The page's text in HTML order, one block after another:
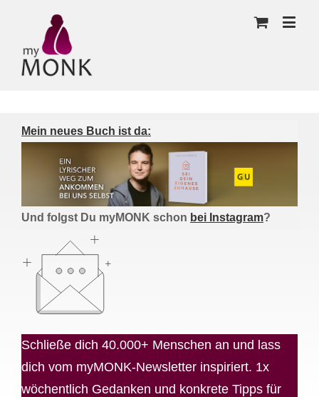
Mein neues Buch ist da:
Und folgst Du myMONK schon bei Instagram?
Schließe dich 40.000+ Menschen an und lass
dich vom myMONK-Newsletter inspiriert. 1x
wöchentlich Gedanken und konkrete Tipps für